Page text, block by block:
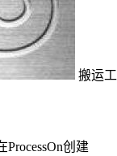
搬运工
ProcessOn创建